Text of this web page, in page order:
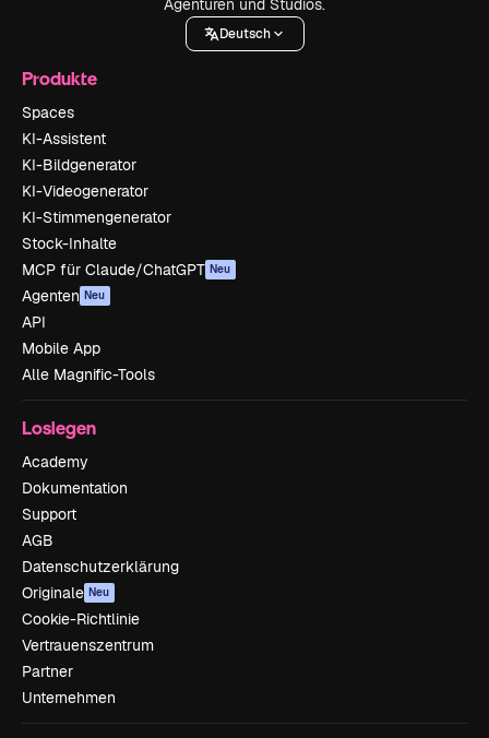
Agenturen und Studios.
Deutsch
Produkte
Spaces
KI-Assistent
KI-Bildgenerator
KI-Videogenerator
KI-Stimmengenerator
Stock-Inhalte
MCP für Claude/ChatGPT Neu
Agenten Neu
API
Mobile App
Alle Magnific-Tools
Loslegen
Academy
Dokumentation
Support
AGB
Datenschutzerklärung
Originale Neu
Cookie-Richtlinie
Vertrauenszentrum
Partner
Unternehmen